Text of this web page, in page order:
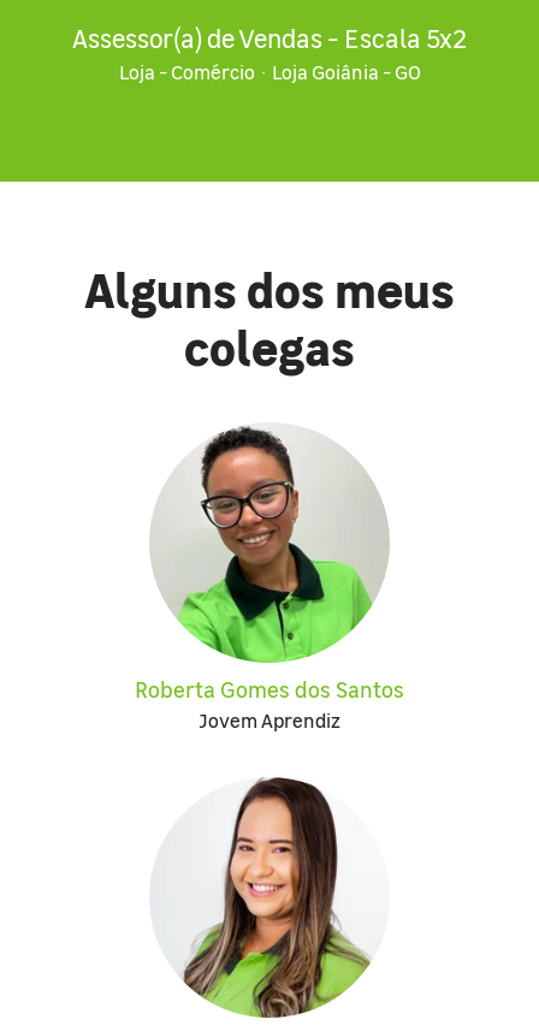
Assessor(a) de Vendas - Escala 5x2
Loja - Comércio · Loja Goiânia - GO
Alguns dos meus
colegas
Roberta Gomes dos Santos
Jovem Aprendiz